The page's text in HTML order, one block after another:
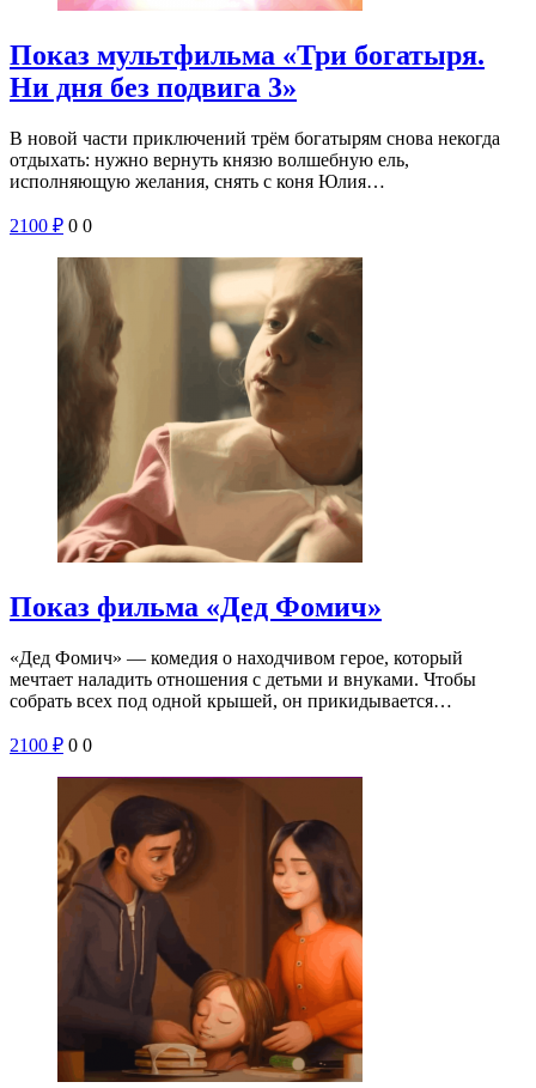
Показ мультфильма «Три богатыря.
Ни дня без подвига 3»
В новой части приключений трём богатырям снова некогда
отдыхать: нужно вернуть князю волшебную ель,
исполняющую желания, снять с коня Юлия…
2100 ₽ 0 0
Показ фильма «Дед Фомич»
«Дед Фомич» — комедия о находчивом герое, который
мечтает наладить отношения с детьми и внуками. Чтобы
собрать всех под одной крышей, он прикидывается…
2100 ₽ 0 0